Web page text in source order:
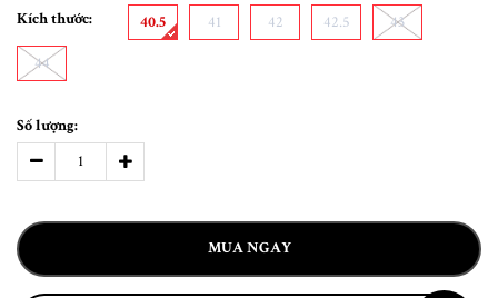
Kích thước: 40.5 41 42 42.5 43
44
Số lượng:
MUA NGAY